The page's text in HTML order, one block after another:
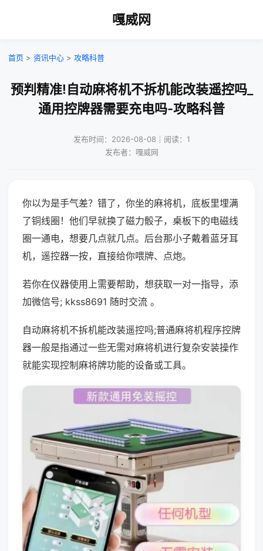
嘎威网
首页 > 资讯中心 > 攻略科普
预判精准!自动麻将机不拆机能改装遥控吗_
通用控牌器需要充电吗-攻略科普
发布时间：2026-08-08｜阅读：1
发布者：嘎威网
你以为是手气差？错了，你坐的麻将机，底板里埋满
了铜线圈！他们早就换了磁力骰子，桌板下的电磁线
圈一通电，想要几点就几点。后台那小子戴着蓝牙耳
机，遥控器一按，直接给你喂牌、点炮。
若你在仪器使用上需要帮助，想获取一对一指导，添
加微信号; kkss8691 随时交流 。
自动麻将机不拆机能改装遥控吗;普通麻将机程序控牌
器一般是指通过一些无需对麻将机进行复杂安装操作
就能实现控制麻将牌功能的设备或工具。